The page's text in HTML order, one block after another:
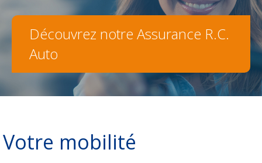
Votre pension
Check-up Assurances
Découvrez notre Assurance R.C.
Auto
Votre mobilité